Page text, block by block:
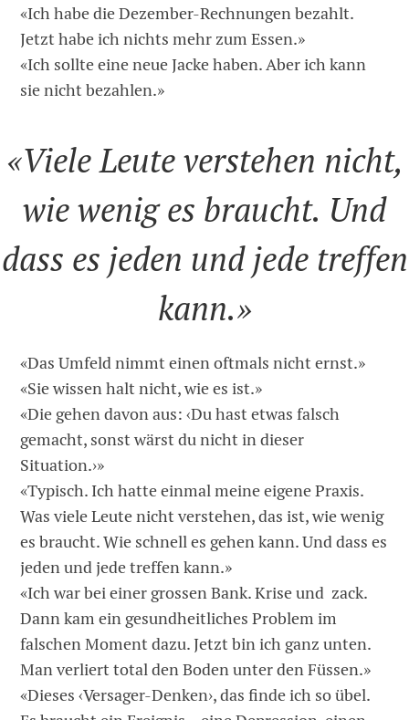
«Ich habe die Dezember-Rechnungen ­bezahlt.
Jetzt habe ich nichts mehr zum Essen.»
«Ich sollte eine neue Jacke haben. Aber ich kann
sie nicht bezahlen.»
«Viele Leute verstehen nicht,
wie wenig es braucht. Und
dass es jeden und jede treffen
kann.»
«Das Umfeld nimmt einen oftmals nicht ernst.»
«Sie wissen halt nicht, wie es ist.»
«Die gehen davon aus: ‹Du hast etwas falsch
gemacht, sonst wärst du nicht in dieser
Situation.›»
«Typisch. Ich hatte einmal meine eigene Praxis.
Was viele Leute nicht verstehen, das ist, wie wenig
es braucht. Wie schnell es gehen kann. Und dass es
jeden und jede treffen kann.»
«Ich war bei einer grossen Bank. Krise und zack.
Dann kam ein gesundheitliches Problem im
falschen Moment dazu. Jetzt bin ich ganz unten.
Man verliert total den ­Boden unter den Füssen.»
«Dieses ‹Versager-Denken›, das finde ich so übel.